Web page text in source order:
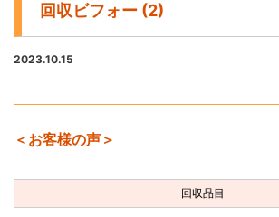
お客様の声
回収ビフォー (2)
2023.10.15
＜お客様の声＞
回収品目